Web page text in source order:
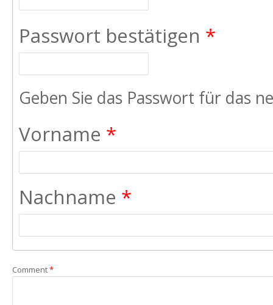
Passwort bestätigen *
Geben Sie das Passwort für das
Vorname *
Nachname *
Comment*